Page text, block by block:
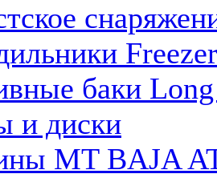
баки
и диски
MT BAJA